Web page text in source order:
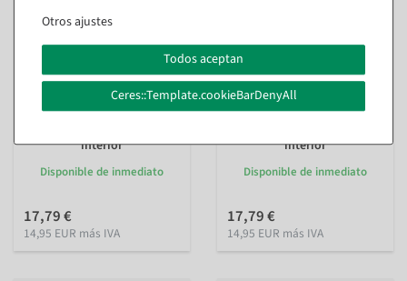
Imitación de cuarta parte de
interior
Disponible de inmediato
17,79 €
14,95 EUR más IVA
Imitación de judías verdes,
interior
Disponible de inmediato
17,79 €
14,95 EUR más IVA
Otros ajustes
Todos aceptan
Ceres::Template.cookieBarDenyAll